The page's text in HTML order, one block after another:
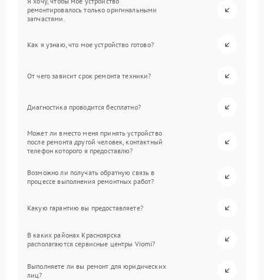
ремонтировалось только оригинальными
запчастями.
Как я узнаю, что мое устройство готово?
От чего зависит срок ремонта техники?
Диагностика проводится бесплатно?
Может ли вместо меня принять устройство
после ремонта другой человек, контактный
телефон которого я предоставлю?
Возможно ли получать обратную связь в
процессе выполнения ремонтных работ?
Какую гарантию вы предоставляете?
В каких районах Красноярска
располагаются сервисные центры Viomi?
Выполняете ли вы ремонт для юридических
лиц?